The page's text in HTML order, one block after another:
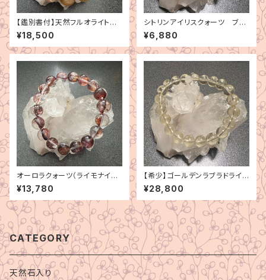
【鑑別書付】天然フルオライト
コラムナーストラクチャー・フル
オライト ブレスレット
¥18,500
シトリンアイリスクォーツ ブレ
スレット
¥6,880
オーロラクォーツ（ライモナイト
インクォーツ）ブレスレット
¥13,780
【希少】ゴールデンラブラドライト
ブレスレット
¥28,800
CATEGORY
天然石入り